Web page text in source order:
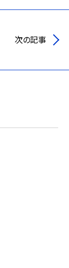
次の記事